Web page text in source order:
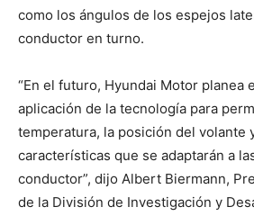
como los ángulos de los espejos
conductor en turno.
“En el futuro, Hyundai Motor planea
aplicación de la tecnología para
temperatura, la posición del volante
características que se adaptarán a
conductor”, dijo Albert Biermann,
de la División de Investigación y